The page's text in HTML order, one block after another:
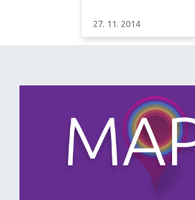
27. 11. 2014